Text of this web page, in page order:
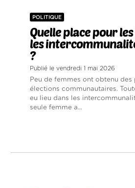
POLITIQUE
Quelle place pour
les
?
Publié le vendredi 1 mai 2026
Peu de femmes ont obtenu des
élections communautaires.
eu lieu dans les
seule femme a...